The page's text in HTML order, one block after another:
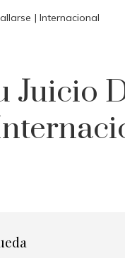
| Internacional
Juicio